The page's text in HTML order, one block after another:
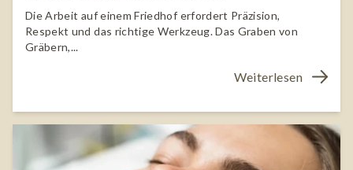
Die Arbeit auf einem Friedhof erfordert Präzision,
Respekt und das richtige Werkzeug. Das Graben von
Gräbern,...
Weiterlesen